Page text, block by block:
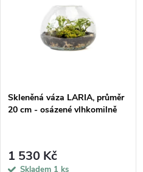
Skleněná váza LARIA, průměr
20 cm - osázené vlhkomilně
1 530 Kč
Skladem 1 ks